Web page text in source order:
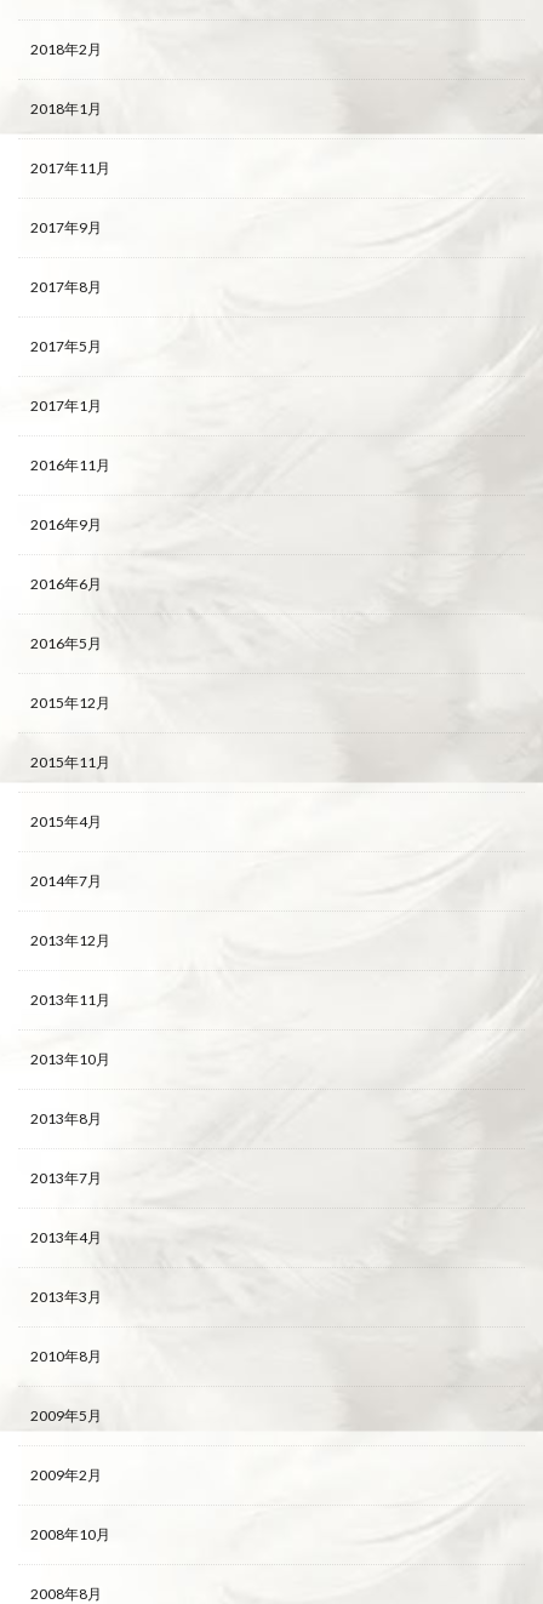
2018年2月
2018年1月
2017年11月
2017年9月
2017年8月
2017年5月
2017年1月
2016年11月
2016年9月
2016年6月
2016年5月
2015年12月
2015年11月
2015年4月
2014年7月
2013年12月
2013年11月
2013年10月
2013年8月
2013年7月
2013年4月
2013年3月
2010年8月
2009年5月
2009年2月
2008年10月
2008年8月